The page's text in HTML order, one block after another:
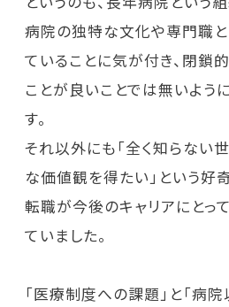
病院の独特な文化や専門職
ていることに気が付き、閉鎖
ことが良いことでは無いよう
す。
それ以外にも「全く知らない
な価値観を得たい」という好
転職が今後のキャリアにとっ
ていました。
「医療制度への課題」と「病